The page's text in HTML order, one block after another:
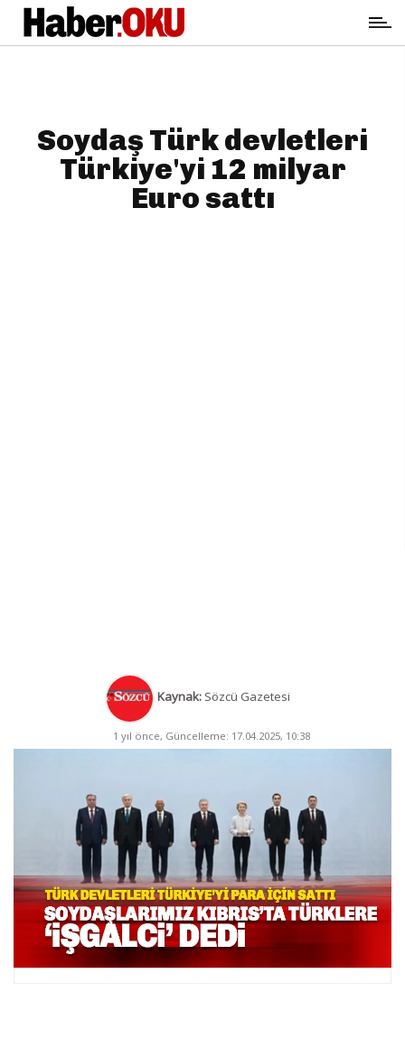
Soydaş Türk devletleri
Türkiye'yi 12 milyar
Euro sattı
Kaynak:Sözcü Gazetesi
1 yıl önce, Güncelleme: 17.04.2025, 10:38